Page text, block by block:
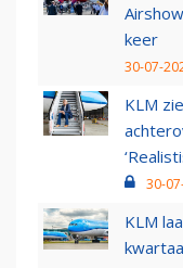
keer
30-07-
KLM
30-
KLM